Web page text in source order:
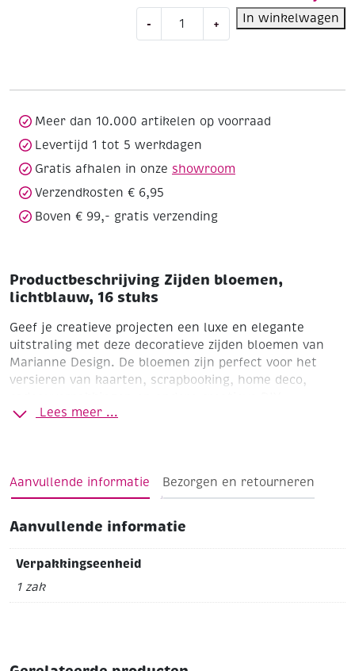
-
bloemen,
+ In winkelwagen
Meer dan 10.000 artikelen op voorraad
Levertijd 1 tot 5 werkdagen
Gratis afhalen in onze showroom
Verzendkosten € 6,95
Boven € 99,- gratis verzending
Productbeschrijving Zijden bloemen,
lichtblauw, 16 stuks
Geef je creatieve projecten een luxe en elegante
uitstraling met deze decoratieve zijden bloemen van
Marianne Design. De bloemen zijn perfect voor het
versieren van kaarten, scrapbooking, home deco,
projecten.
hobbytechnieken. Ideaal als stijlvolle finishing touch
voor seizoensdecoraties, feestdagen, bruiloften en
lint, parels, stansmallen en andere embellishments
voor een uniek en sfeervol resultaat.
Productdetails:
decoraties
Lees meer ...
Aanvullende informatie Bezorgen en retourneren
Aanvullende informatie
Verpakkingseenheid
1 zak